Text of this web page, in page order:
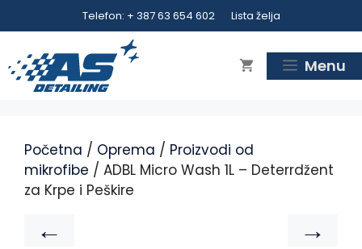
Telefon: + 387 63 654 602 Lista želja
Menu
Početna / Oprema / Proizvodi od
mikrofibe / ADBL Micro Wash 1L – Deterrdžent
za Krpe i Peškire
← →